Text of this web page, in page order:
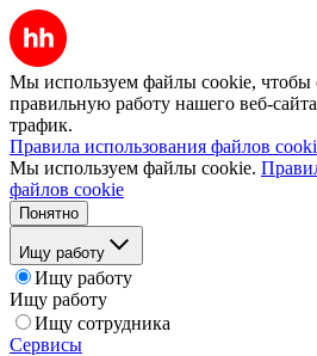
Мы используем файлы cookie, чтобы
правильную работу нашего веб-
трафик.
Правила использования файлов
Мы используем файлы cookie.
файлов cookie
Понятно
Ищу работу
Ищу работу
Ищу работу
Ищу сотрудника
Сервисы